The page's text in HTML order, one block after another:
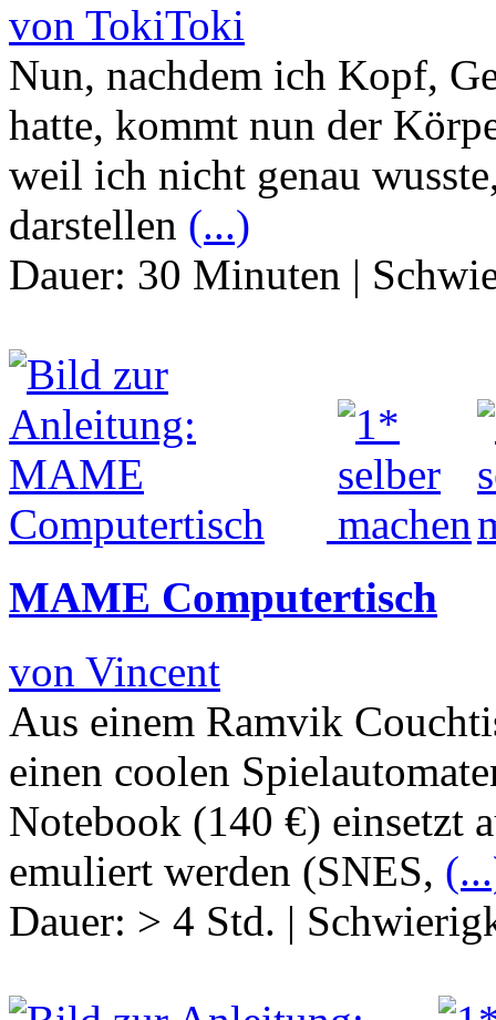
von TokiToki
Nun, nachdem ich Kopf,
hatte, kommt nun der
weil ich nicht genau
darstellen (...)
Dauer: 30 Minuten |
MAME Computertisch
von Vincent
Aus einem Ramvik
einen coolen
Notebook (140 €) einsetzt
emuliert werden (SNES,
Dauer: > 4 Std. |